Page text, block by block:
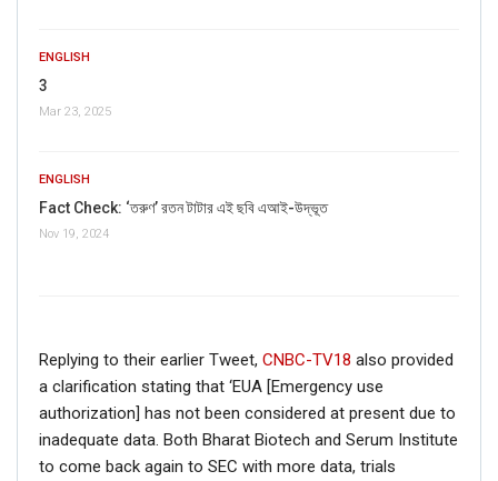
ENGLISH
3
Mar 23, 2025
ENGLISH
Fact Check: ‘তরুণ’ রতন টাটার এই ছবি এআই-উদ্ভূত
Nov 19, 2024
Replying to their earlier Tweet, CNBC-TV18 also provided
a clarification stating that ‘EUA [Emergency use
authorization] has not been considered at present due to
inadequate data. Both Bharat Biotech and Serum Institute
to come back again to SEC with more data, trials